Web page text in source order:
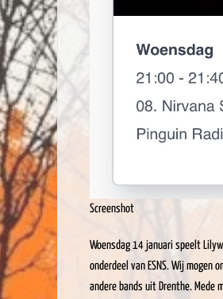
Screenshot
Woensdag 14 januari speelt
onderdeel van ESNS. Wij mogen
andere bands uit Drenthe. Mede